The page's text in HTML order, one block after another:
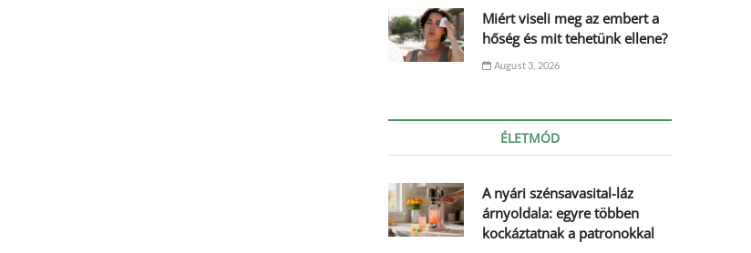
Miért viseli meg az embert a
hőség és mit tehetünk ellene?
August 3, 2026
ÉLETMÓD
A nyári szénsavasital-láz
árnyoldala: egyre többen
kockáztatnak a patronokkal